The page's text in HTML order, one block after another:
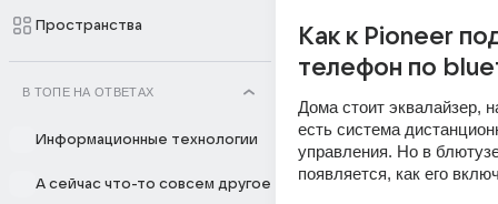
Пространства
В ТОПЕ НА ОТВЕТАХ
Информационные технологии
А сейчас что-то совсем другое
Как к Pioneer
телефон по
Дома стоит эквалайзер,
есть система
управления. Но в
появляется, как его